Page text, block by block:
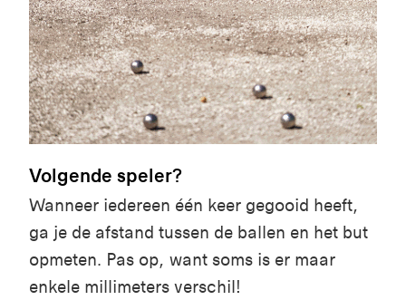
Volgende speler?
Wanneer iedereen één keer gegooid heeft,
ga je de afstand tussen de ballen en het but
opmeten. Pas op, want soms is er maar
enkele millimeters verschil!